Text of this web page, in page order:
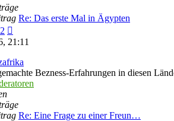
Re: Das erste Mal in Ägypten
Beitrag
21:11
Bezness-Erfahrungen in diesen
Re: Eine Frage zu einer Freun…